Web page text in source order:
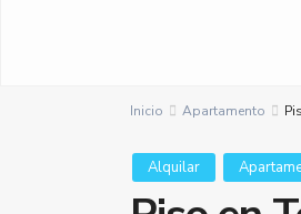
Inicio Apartamento
Alquilar